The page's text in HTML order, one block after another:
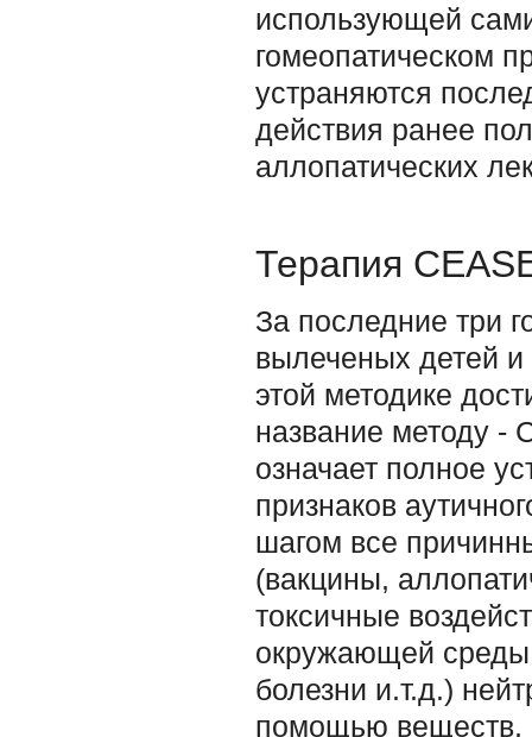
использующей
гомеопатическом
устраняются
действия ранее
аллопатических
Терапия
За последние три
вылеченых детей
этой методике
название методу -
означает полное
признаков
шагом все
(вакцины,
токсичные
окружающей
болезни и.т.д.)
помощью веществ,